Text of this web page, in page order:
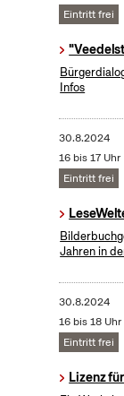
Eintritt frei
Infos
30.8.2024
16 bis 17 Uhr
Eintritt frei
Jahren in
30.8.2024
16 bis 18 Uhr
Eintritt frei
Lizenz